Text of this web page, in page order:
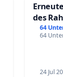
des
64
64
24 Jul